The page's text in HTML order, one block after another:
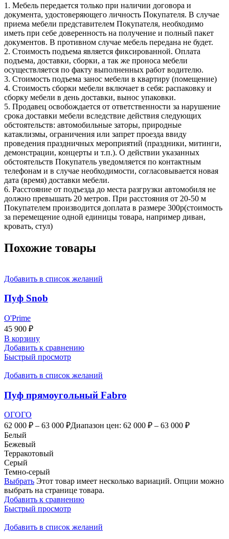
1. Мебель передается только при наличии договора и
документа, удостоверяющего личность Покупателя. В случае
приема мебели представителем Покупателя, необходимо
иметь при себе доверенность на получение и полный пакет
документов. В противном случае мебель передана не будет.
2. Стоимость подъема является фиксированной. Оплата
подъема, доставки, сборки, а так же проноса мебели
осуществляется по факту выполненных работ водителю.
3. Стоимость подъема занос мебели в квартиру (помещение)
4. Стоимость сборки мебели включает в себя: распаковку и
сборку мебели в день доставки, вынос упаковки.
5. Продавец освобождается от ответственности за нарушение
срока доставки мебели вследствие действия следующих
обстоятельств: автомобильные заторы, природные
катаклизмы, ограничения или запрет проезда ввиду
проведения праздничных мероприятий (праздники, митинги,
демонстрации, концерты и т.п.). О действии указанных
обстоятельств Покупатель уведомляется по контактным
телефонам и в случае необходимости, согласовывается новая
дата (время) доставки мебели.
6. Расстояние от подъезда до места разгрузки автомобиля не
должно превышать 20 метров. При расстояния от 20-50 м
Покупателем производится доплата в размере 300р(стоимость
за перемещение одной единицы товара, например диван,
кровать, стул)
Похожие товары
Добавить в список желаний
Пуф Snob
O'Prime
45 900 ₽
В корзину
Добавить к сравнению
Быстрый просмотр
Добавить в список желаний
Пуф прямоугольный Fabro
ОГОГО
62 000 ₽ – 63 000 ₽Диапазон цен: 62 000 ₽ – 63 000 ₽
Белый
Бежевый
Терракотовый
Серый
Темно-серый
Выбрать Этот товар имеет несколько вариаций. Опции можно
выбрать на странице товара.
Добавить к сравнению
Быстрый просмотр
Добавить в список желаний